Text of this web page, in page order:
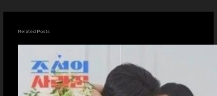
Related Posts